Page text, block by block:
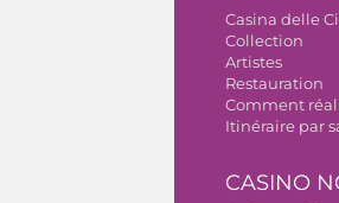
Casina delle
Collection
Artistes
Restauration
Comment
Itinéraire par
CASINO